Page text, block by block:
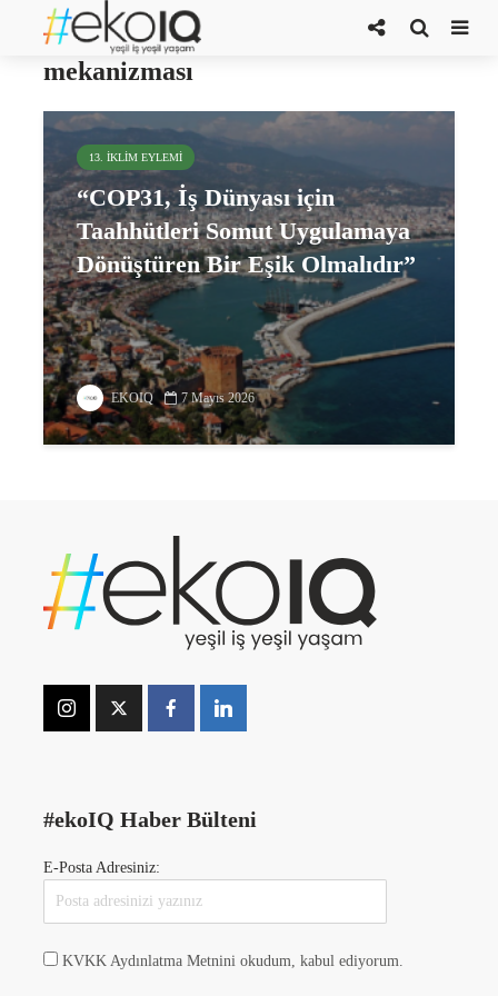
iklim değişikliğine uyum
mekanizması
13. İKLIM EYLEMI
“COP31, İş Dünyası için
Taahhütleri Somut Uygulamaya
Dönüştüren Bir Eşik Olmalıdır”
EKOIQ 7 Mayıs 2026
#ekoIQ Haber Bülteni
E-Posta Adresiniz:
KVKK Aydınlatma Metnini okudum, kabul ediyorum.